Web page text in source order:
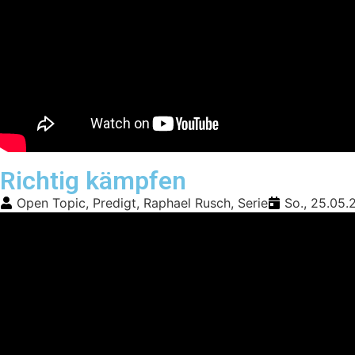
Richtig kämpfen
Open Topic, Predigt, Raphael Rusch, Serie So.,